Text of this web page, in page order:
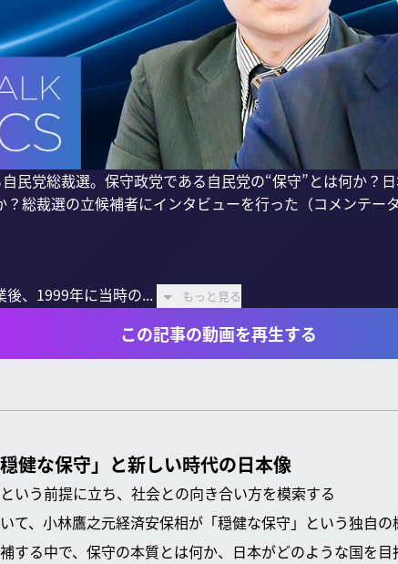
民党総裁選。保守政党である自民党の“保守”とは何か？
総裁選の立候補者にインタビューを行った（コメンテー
後、1999年に当時の...
もっと見る
この記事の動画を再生する
健な保守」と新しい時代の日本像
いう前提に立ち、社会との向き合い方を模索する
て、小林鷹之元経済安保相が「穏健な保守」という独自
する中で、保守の本質とは何か、日本がどのような国を